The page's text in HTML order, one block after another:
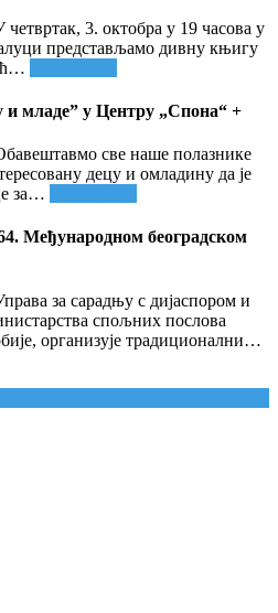
3. октобра у 19 часова у
представљамо дивну књигу
…
и младе” у Центру „Спона“ +
све наше полазнике
децу и омладину да је
за…
Међународном београдском
за сарадњу с дијаспором и
спољних послова
организује традиционални…